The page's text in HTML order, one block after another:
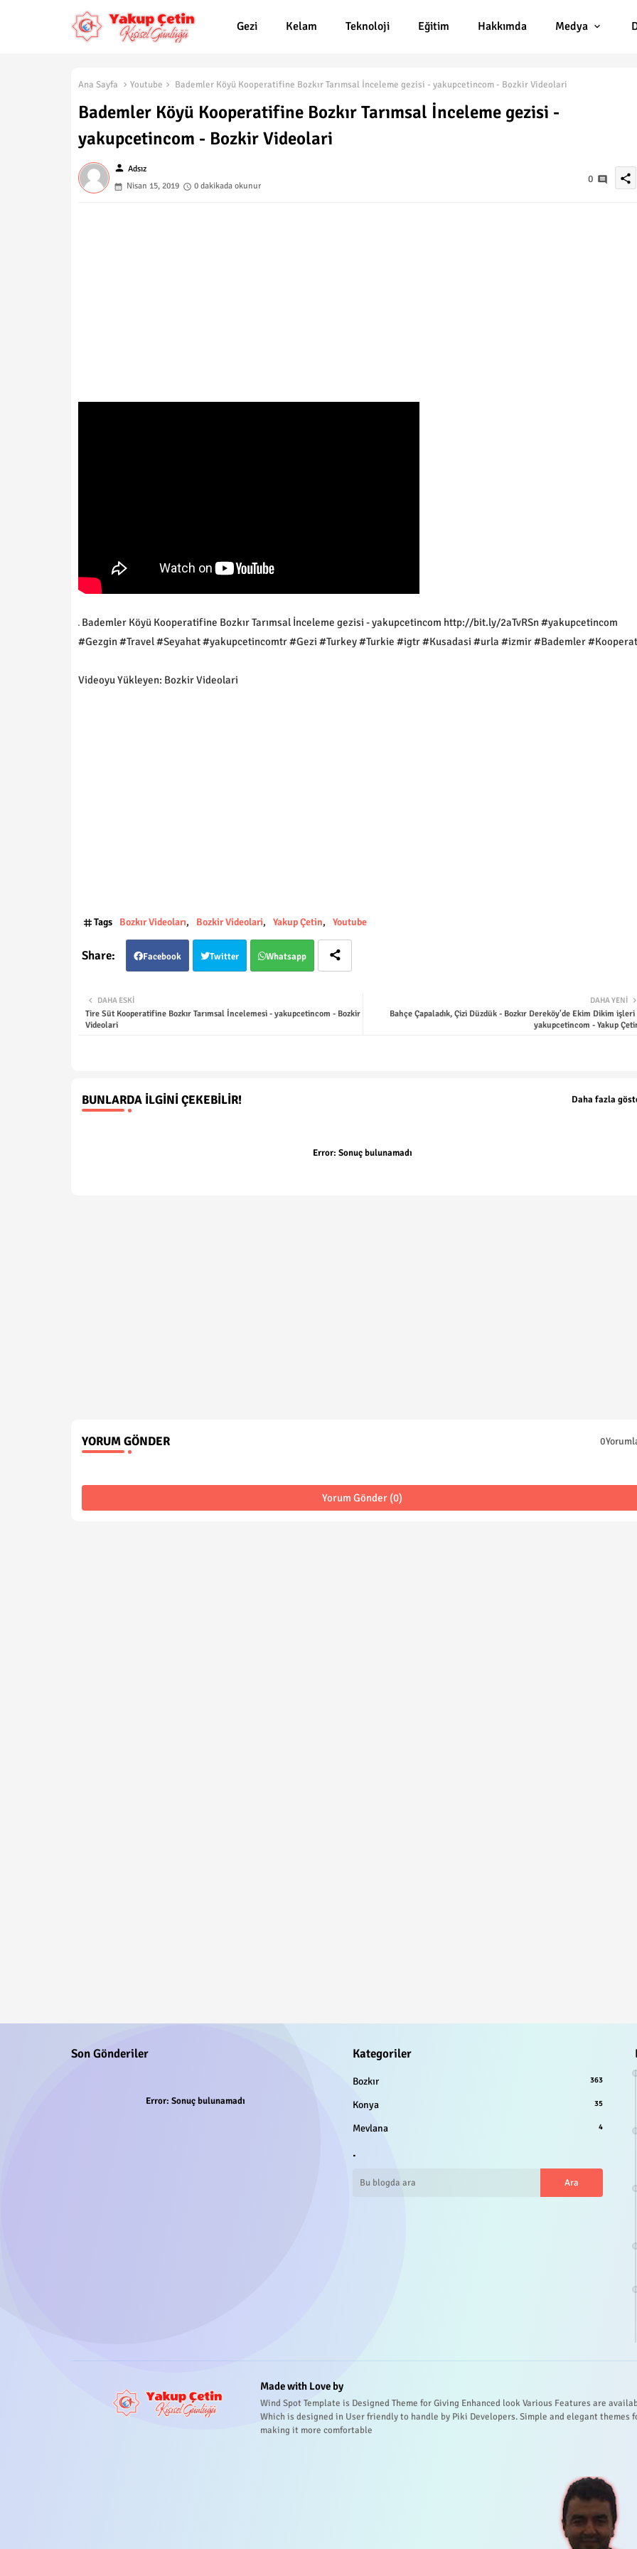
Gezi Kelam Teknoloji Eğitim Hakkımda Medya
Ana Sayfa Youtube Bademler Köyü Kooperatifine Bozkır Tarımsal İnceleme gezisi - yakupcetincom - Bozkir Videolari
Bademler Köyü Kooperatifine Bozkır Tarımsal İnceleme gezisi -
yakupcetincom - Bozkir Videolari
person Adsız
Nisan 15, 2019
0 dakikada okunur
0 share
Bademler Köyü Kooperatifine Bozkır Tarımsal İnceleme gezisi - yakupcetincom http://bit.ly/2aTvRSn #yakupcetincom
#Gezgin #Travel #Seyahat #yakupcetincomtr #Gezi #Turkey #Turkie #igtr #Kusadasi #urla #izmir #Bademler
Videoyu Yükleyen: Bozkir Videolari
Tags Bozkır Videoları Bozkir Videolari Yakup Çetin Youtube
Facebook Twitter Whatsapp
DAHA YENI
Bahçe Çapaladık, Çizi Düzdük - Bozkır Dereköy'de Ekim Dikim işleri
yakupcetincom - Yakup
DAHA ESKI
Tire Süt Kooperatifine Bozkır Tarımsal İncelemesi - yakupcetincom - Bozkir
Videolari
BUNLARDA İLGINI ÇEKEBILIR! Daha fazla
Error: Sonuç bulunamadı
YORUM GÖNDER
Yorum Gönder (0)
Son Gönderiler
Error: Sonuç bulunamadı
Kategoriler
Bozkır 363
Konya 35
Mevlana 4
.
Made with Love by
Wind Spot Template is Designed Theme for Giving Enhanced look Various Features are
Which is designed in User friendly to handle by Piki Developers. Simple and elegant themes
making it more comfortable